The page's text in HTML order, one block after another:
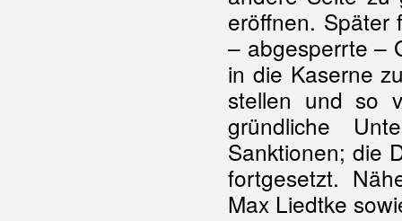
eröffnen. Später
– abgesperrte –
in die Kaserne
stellen und so
gründliche
Sanktionen; die
fortgesetzt.
Max Liedtke